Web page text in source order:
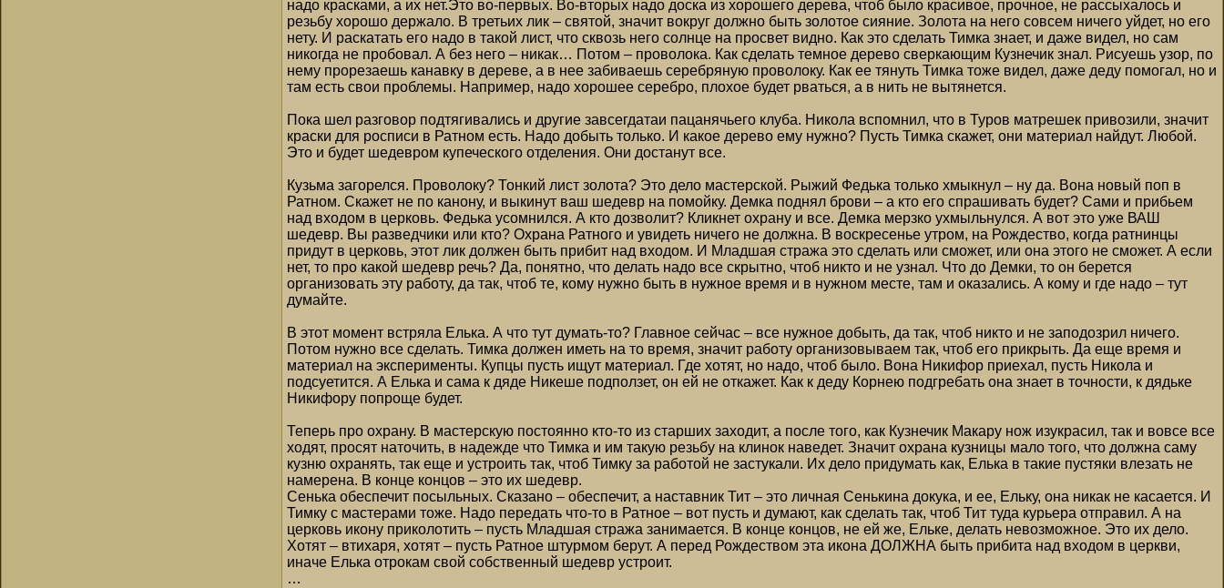
надо красками, а их нет.Это во-первых. Во-вторых надо доска из хорошего дерева, чтоб было красивое, прочное, не рассыхалось и
резьбу хорошо держало. В третьих лик – святой, значит вокруг должно быть золотое сияние. Золота на него совсем ничего уйдет, но его
нету. И раскатать его надо в такой лист, что сквозь него солнце на просвет видно. Как это сделать Тимка знает, и даже видел, но сам
никогда не пробовал. А без него – никак… Потом – проволока. Как сделать темное дерево сверкающим Кузнечик знал. Рисуешь узор, по
нему прорезаешь канавку в дереве, а в нее забиваешь серебряную проволоку. Как ее тянуть Тимка тоже видел, даже деду помогал, но и
там есть свои проблемы. Например, надо хорошее серебро, плохое будет рваться, а в нить не вытянется.
Пока шел разговор подтягивались и другие завсегдатаи пацанячьего клуба. Никола вспомнил, что в Туров матрешек привозили, значит
краски для росписи в Ратном есть. Надо добыть только. И какое дерево ему нужно? Пусть Тимка скажет, они материал найдут. Любой.
Это и будет шедевром купеческого отделения. Они достанут все.
Кузьма загорелся. Проволоку? Тонкий лист золота? Это дело мастерской. Рыжий Федька только хмыкнул – ну да. Вона новый поп в
Ратном. Скажет не по канону, и выкинут ваш шедевр на помойку. Демка поднял брови – а кто его спрашивать будет? Сами и прибьем
над входом в церковь. Федька усомнился. А кто дозволит? Кликнет охрану и все. Демка мерзко ухмыльнулся. А вот это уже ВАШ
шедевр. Вы разведчики или кто? Охрана Ратного и увидеть ничего не должна. В воскресенье утром, на Рождество, когда ратнинцы
придут в церковь, этот лик должен быть прибит над входом. И Младшая стража это сделать или сможет, или она этого не сможет. А если
нет, то про какой шедевр речь? Да, понятно, что делать надо все скрытно, чтоб никто и не узнал. Что до Демки, то он берется
организовать эту работу, да так, чтоб те, кому нужно быть в нужное время и в нужном месте, там и оказались. А кому и где надо – тут
думайте.
В этот момент встряла Елька. А что тут думать-то? Главное сейчас – все нужное добыть, да так, чтоб никто и не заподозрил ничего.
Потом нужно все сделать. Тимка должен иметь на то время, значит работу организовываем так, чтоб его прикрыть. Да еще время и
материал на эксперименты. Купцы пусть ищут материал. Где хотят, но надо, чтоб было. Вона Никифор приехал, пусть Никола и
подсуетится. А Елька и сама к дяде Никеше подползет, он ей не откажет. Как к деду Корнею подгребать она знает в точности, к дядьке
Никифору попроще будет.
Теперь про охрану. В мастерскую постоянно кто-то из старших заходит, а после того, как Кузнечик Макару нож изукрасил, так и вовсе все
ходят, просят наточить, в надежде что Тимка и им такую резьбу на клинок наведет. Значит охрана кузницы мало того, что должна саму
кузню охранять, так еще и устроить так, чтоб Тимку за работой не застукали. Их дело придумать как, Елька в такие пустяки влезать не
намерена. В конце концов – это их шедевр.
Сенька обеспечит посыльных. Сказано – обеспечит, а наставник Тит – это личная Сенькина докука, и ее, Ельку, она никак не касается. И
Тимку с мастерами тоже. Надо передать что-то в Ратное – вот пусть и думают, как сделать так, чтоб Тит туда курьера отправил. А на
церковь икону приколотить – пусть Младшая стража занимается. В конце концов, не ей же, Ельке, делать невозможное. Это их дело.
Хотят – втихаря, хотят – пусть Ратное штурмом берут. А перед Рождеством эта икона ДОЛЖНА быть прибита над входом в церкви,
иначе Елька отрокам свой собственный шедевр устроит.
…